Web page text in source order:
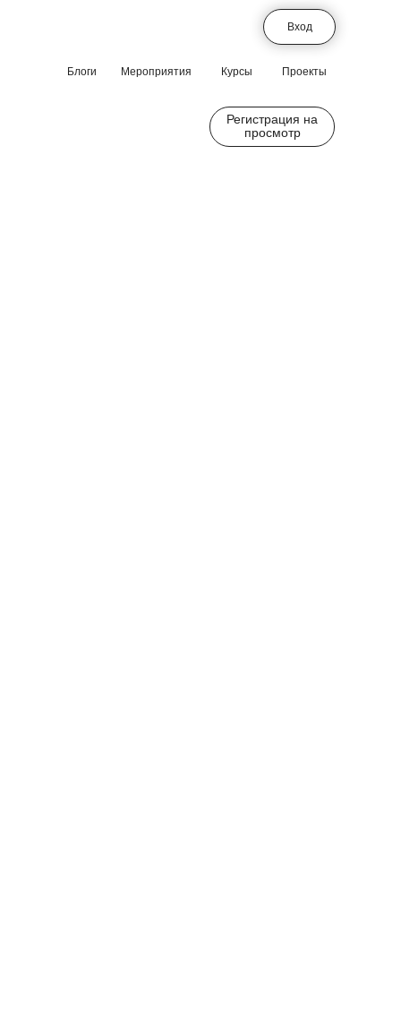
Курсы
Мероприятия Проекты
Блоги
Вход
Регистрация на
просмотр